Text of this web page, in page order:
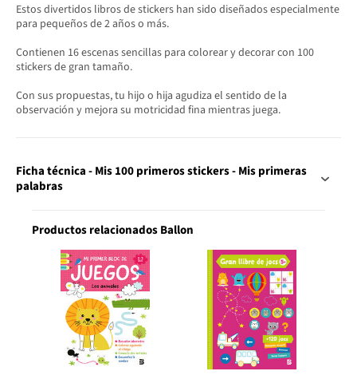
Estos divertidos libros de stickers han sido diseñados especialmente
para pequeños de 2 años o más.
Contienen 16 escenas sencillas para colorear y decorar con 100
stickers de gran tamaño.
Con sus propuestas, tu hijo o hija agudiza el sentido de la
observación y mejora su motricidad fina mientras juega.
Ficha técnica - Mis 100 primeros stickers - Mis primeras
palabras
Productos relacionados Ballon